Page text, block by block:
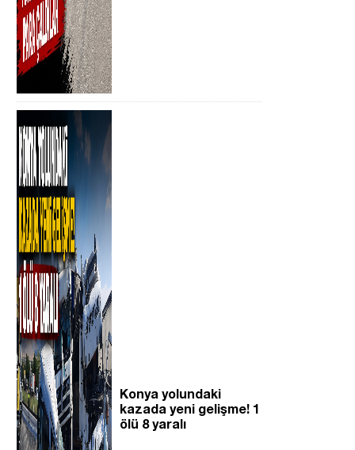
Konya yolundaki
kazada yeni gelişme! 1
ölü 8 yaralı